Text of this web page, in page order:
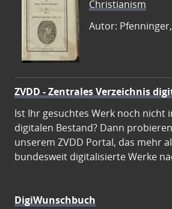
Christianism
Autor:
ZVDD - Zentrales Verzeichnis
Ist Ihr gesuchtes Werk noch nicht
digitalen Bestand? Dann
unserem ZVDD Portal, das mehr
bundesweit digitalisierte Werke
DigiWunschbuch